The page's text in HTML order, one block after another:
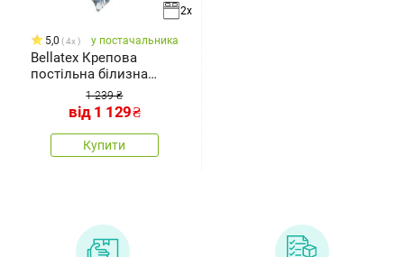
2x
5,0 4x у постачальника
Bellatex Крепова
постільна білизна
1 239 ₴
від1 129₴
Купити